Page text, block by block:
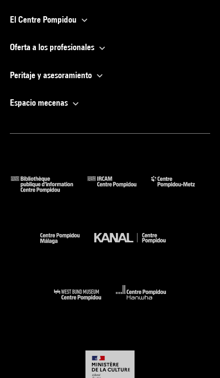
El Centre Pompidou
Oferta a los profesionales
Peritaje y asesoramiento
Espacio mecenas